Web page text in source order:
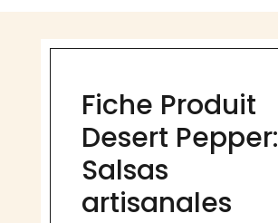
Fiche Produit
Desert Pepper:
Salsas
artisanales